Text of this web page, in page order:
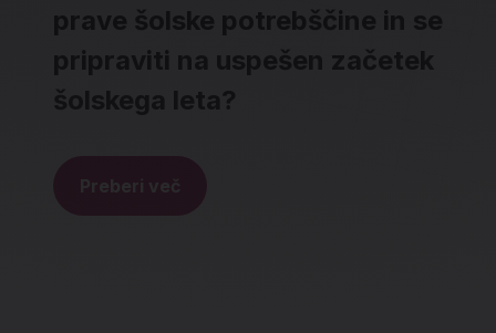
prave šolske potrebščine in se
pripraviti na uspešen začetek
šolskega leta?
Preberi več